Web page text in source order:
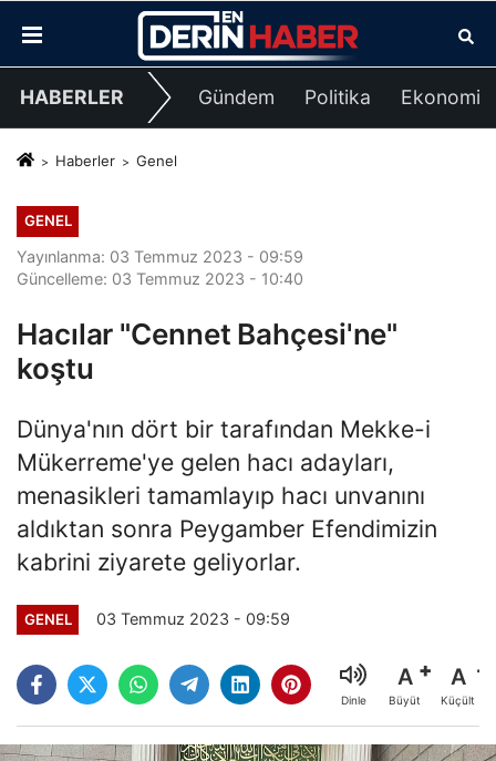
HABERLER Gündem Politika Ekonomi
Haberler Genel
GENEL
Yayınlanma: 03 Temmuz 2023 - 09:59
Güncelleme: 03 Temmuz 2023 - 10:40
Hacılar "Cennet Bahçesi'ne"
koştu
Dünya'nın dört bir tarafından Mekke-i
Mükerreme'ye gelen hacı adayları,
menasikleri tamamlayıp hacı unvanını
aldıktan sonra Peygamber Efendimizin
kabrini ziyarete geliyorlar.
GENEL 03 Temmuz 2023 - 09:59
Dinle
A
Büyüt
A
Küçült